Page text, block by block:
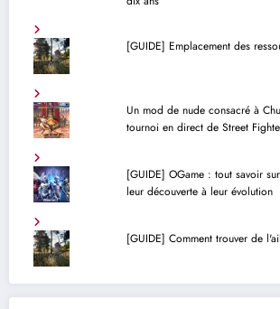
[GUIDE] Emplacement des
Un mod de nude consacré à
tournoi en direct de Street
[GUIDE] OGame : tout savoir
leur découverte à leur évolution
[GUIDE] Comment trouver de